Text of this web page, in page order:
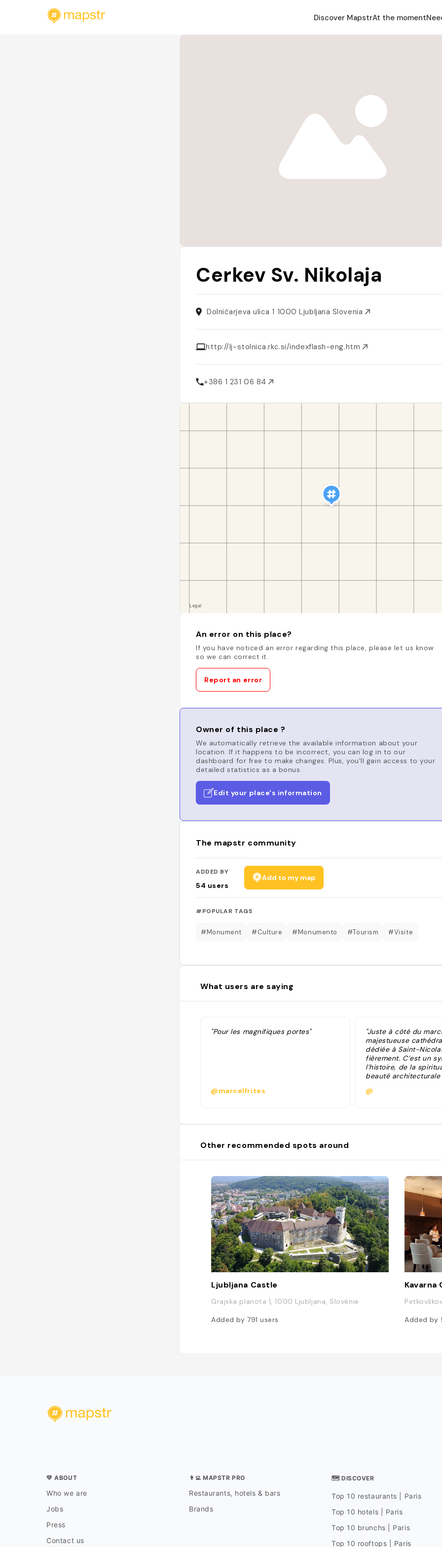
Discover MapstrAt the moment
Cerkev Sv. Nikolaja
Dolničarjeva ulica 1 1000 Ljubljana Slovenia
http://lj-stolnica.rkc.si/indexflash-eng.htm
+386 1 231 06 84
An error on this place?
If you have noticed an error regarding this place, please let us know
so we can correct it.
Report an error
Owner of this place ?
We automatically retrieve the available information about your
location. If it happens to be incorrect, you can log in to our
dashboard for free to make changes. Plus, you'll gain access to your
detailed statistics as a bonus.
Edit your place's information
The mapstr community
ADDED BY
54 users
Add to my map
#POPULAR TAGS
#Monument #Culture #Monumento #Tourism #Visite
What users are saying
"Pour les magnifiques portes"
@marcelfrites
"Juste à côté du
majestueuse
dédiée à Saint-
fièrement. C’est un
l’histoire, de la
beauté architecturale
commencé au 13e
merveille
vous franchissez les
cathédrale, vous
l’intérieur de la
impressionnant que
hauts plafonds
imposantes et les
vitraux créent une
différente que celle
en France."
@
Other recommended spots around
Ljubljana Castle
Grajska planota 1, 1000 Ljubljana, Slovénie
Added by 791users
Kavarna
Added by
💛 ABOUT
Who we are
Jobs
Press
Contact us
👨‍💻 MAPSTR PRO
Restaurants, hotels & bars
Brands
🗺 DISCOVER
Top 10 restaurants | Paris
Top 10 hotels | Paris
Top 10 brunchs | Paris
Top 10 rooftops | Paris